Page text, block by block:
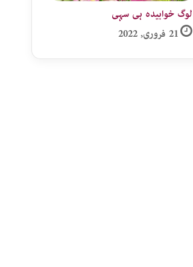
لوگ خوابیدہ ہی سہی
21 فروری, 2022